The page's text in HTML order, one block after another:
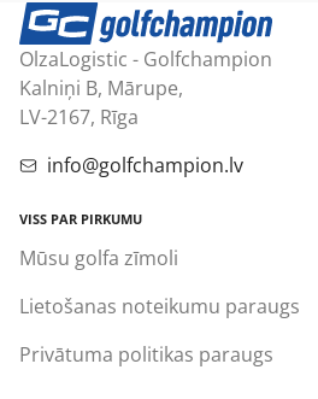
OlzaLogistic - Golfchampion
Kalniņi B, Mārupe,
LV-2167, Rīga
info@golfchampion.lv
VISS PAR PIRKUMU
Mūsu golfa zīmoli
Lietošanas noteikumu paraugs
Privātuma politikas paraugs